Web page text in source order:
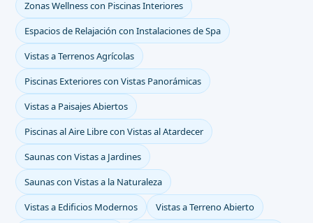
Zonas Wellness con Piscinas Interiores
Espacios de Relajación con Instalaciones de Spa
Vistas a Terrenos Agrícolas
Piscinas Exteriores con Vistas Panorámicas
Vistas a Paisajes Abiertos
Piscinas al Aire Libre con Vistas al Atardecer
Saunas con Vistas a Jardines
Saunas con Vistas a la Naturaleza
Vistas a Edificios Modernos
Vistas a Terreno Abierto